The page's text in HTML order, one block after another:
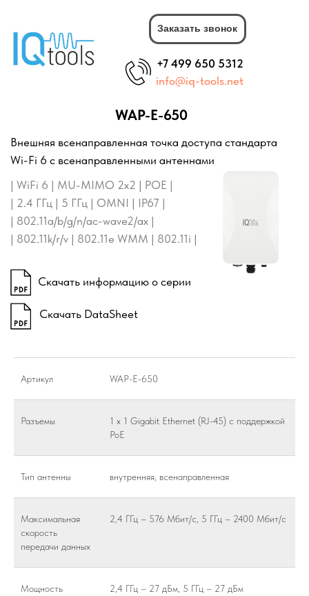
+7 499 650 5312
info@iq-tools.net
Заказать звонок
WAP-E-650
Wi-Fi 6 с всенаправленными антеннами
| 2.4 ГГц | 5 ГГц | OMNI | IP67 |
| 802.11a/b/g/n/ac-wave2/ax |
| 802.11k/r/v | 802.11e WMM | 802.11i |
Скачать информацию о серии
Скачать DataSheet
Артикул WAP-E-650
Разъемы
1 х 1 Gigabit Ethernet (RJ-45) с поддержкой
PoE
Тип антенны внутренняя, всенаправленная
Максимальная
скорость
передачи данных
2,4 ГГц – 576 Мбит/с, 5 ГГц – 2400 Мбит/с
Мощность
2,4 ГГц – 27 дБм, 5 ГГц – 27 дБм